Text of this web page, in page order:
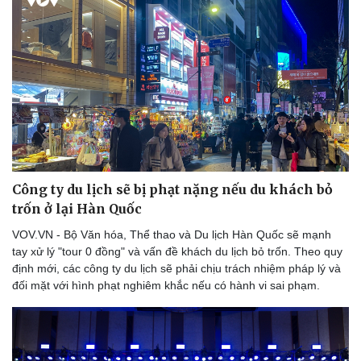
Công ty du lịch sẽ bị phạt nặng nếu du khách bỏ
trốn ở lại Hàn Quốc
VOV.VN - Bộ Văn hóa, Thể thao và Du lịch Hàn Quốc sẽ mạnh
tay xử lý "tour 0 đồng" và vấn đề khách du lịch bỏ trốn. Theo quy
định mới, các công ty du lịch sẽ phải chịu trách nhiệm pháp lý và
đối mặt với hình phạt nghiêm khắc nếu có hành vi sai phạm.